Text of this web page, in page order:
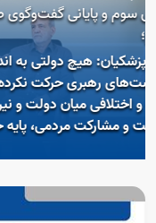
صریح و تفصیلی
به اندازه دولت وفاق
نکرده است/ روابط با
دولت و نیروهای مسلح
پایه حل مشکلات